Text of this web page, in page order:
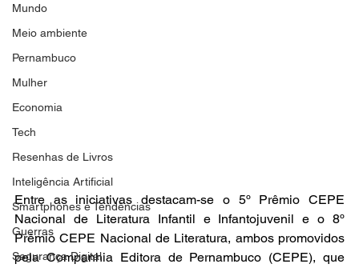
Mundo
Meio ambiente
Pernambuco
Mulher
Economia
Tech
Resenhas de Livros
Inteligência Artificial
Smartphones e Tendências
Guerras
Segurança Digital
Entre as iniciativas destacam-se o 5º Prêmio CEPE
Nacional de Literatura Infantil e Infantojuvenil e o 8º
Prêmio CEPE Nacional de Literatura, ambos promovidos
pela Companhia Editora de Pernambuco (CEPE), que